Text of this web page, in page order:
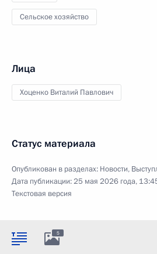
Сельское хозяйство
Лица
Хоценко Виталий Павлович
Статус материала
Опубликован в разделах: Новости,
Дата публикации:25 мая 2026 года,
Текстовая версия
5